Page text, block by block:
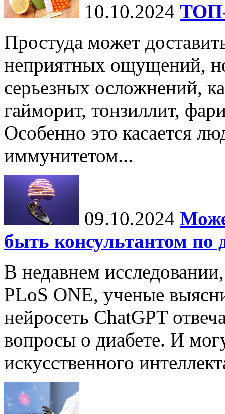
10.10.2024 ТОП-
Простуда может
неприятных ощущений,
серьезных осложнений,
гайморит, тонзиллит,
Особенно это касается
иммунитетом...
09.10.2024
быть консультантом по
В недавнем
PLoS ONE, ученые
нейросеть ChatGPT
вопросы о диабете. И
искусственного